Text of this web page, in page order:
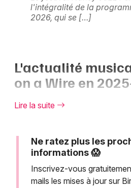
Actualités
Choisir mes départements
l'intégralité de la
2026, qui se […]
L'actualité
on a Wire en
Birds on a Wire poursuit son
univers musical unique en
intimistes qui mettent en valeur
artistique exceptionnelle.
Lire la suite
Ne ratez plus les
informations 😱
Inscrivez-vous
mails les mises à jour sur